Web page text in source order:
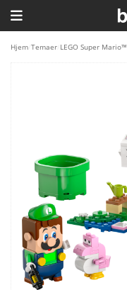
HJEM
LEGO FAVORITTER
Hjem Temaer LEGO Super Mario™